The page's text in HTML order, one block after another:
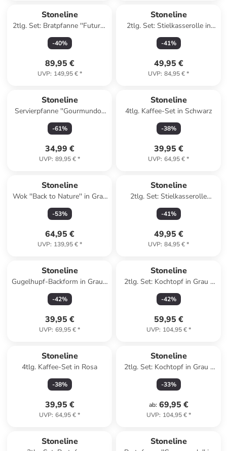
Stoneline
2tlg. Set: Bratpfanne ''Future''
in Grau - Ø 28 cm
-40%
89,95 €
UVP: 149,95 €*
Stoneline
2tlg. Set: Stielkasserolle in
Grau - 1,8 l
-41%
49,95 €
UVP: 84,95 €*
Stoneline
Servierpfanne ''Gourmundo''
in Grau - Ø 24 cm
-61%
34,99 €
UVP: 89,95 €*
Stoneline
4tlg. Kaffee-Set in Schwarz
-38%
39,95 €
UVP: 64,95 €*
Stoneline
Wok ''Back to Nature'' in Grau
- Ø 30 cm
-53%
64,95 €
UVP: 139,95 €*
Stoneline
2tlg. Set: Stielkasserolle
''Future'' in Grau - 2 l
-41%
49,95 €
UVP: 84,95 €*
Stoneline
Gugelhupf-Backform in Grau -
Ø 24,5 cm
-42%
39,95 €
UVP: 69,95 €*
Stoneline
2tlg. Set: Kochtopf in Grau -
2,3 l
-42%
59,95 €
UVP: 104,95 €*
Stoneline
4tlg. Kaffee-Set in Rosa
-38%
39,95 €
UVP: 64,95 €*
Stoneline
2tlg. Set: Kochtopf in Grau -
6,9 l
-33%
ab: 69,95 €
UVP: 104,95 €*
Stoneline Stoneline